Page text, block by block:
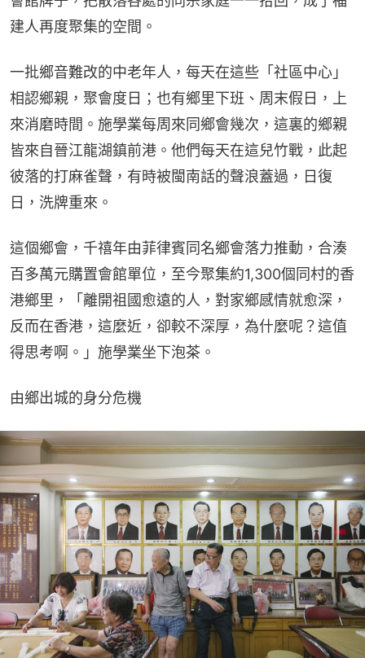
建人再度聚集的空間。
一批鄉音難改的中老年人，每天在這些「社區中心」
相認鄉親，聚會度日；也有鄉里下班、周末假日，上
來消磨時間。施學業每周來同鄉會幾次，這裏的鄉親
皆來自晉江龍湖鎮前港。他們每天在這兒竹戰，此起
彼落的打麻雀聲，有時被閩南話的聲浪蓋過，日復
日，洗牌重來。
這個鄉會，千禧年由菲律賓同名鄉會落力推動，合湊
百多萬元購置會館單位，至今聚集約1,300個同村的香
港鄉里，「離開祖國愈遠的人，對家鄉感情就愈深，
反而在香港，這麼近，卻較不深厚，為什麼呢？這值
得思考啊。」施學業坐下泡茶。
由鄉出城的身分危機